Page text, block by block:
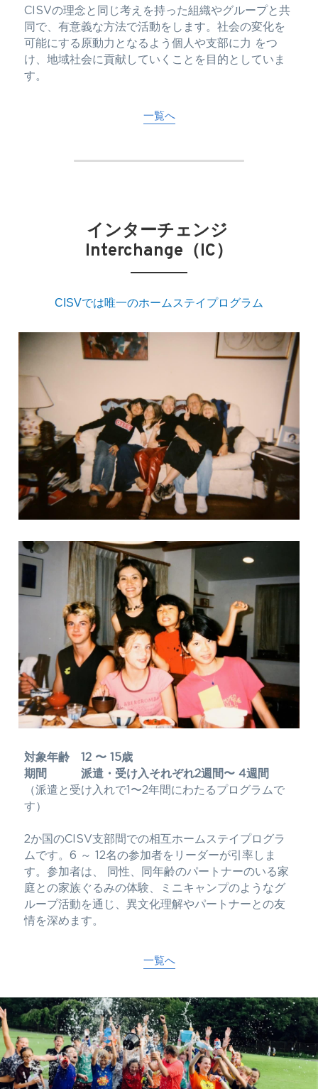
CISVの理念と同じ考えを持った組織やグループと共
同で、有意義な方法で活動をします。社会の変化を
可能にする原動力となるよう個人や支部に力 をつ
け、地域社会に貢献していくことを目的としていま
す。
一覧へ
インターチェンジ
Interchange（IC）​
CISVでは唯一のホームステイプログラム
対象年齢　12 〜 15歳
期間　　　派遣・受け入それぞれ2週間〜 4週間
（派遣と受け入れで1〜2年間にわたるプログラムで
す）
2か国のCISV支部間での相互ホームステイプログラ
ムです。6 ～ 12名の参加者をリーダーが引率しま
す。参加者は、 同性、同年齢のパートナーのいる家
庭との家族ぐるみの体験、ミニキャンプのようなグ
ループ活動を通じ、異文化理解やパートナーとの友
情を深めます。
一覧へ